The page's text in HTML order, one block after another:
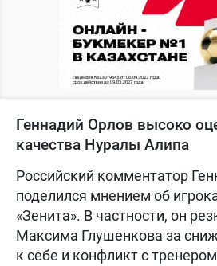
Геннадий Орлов высоко
качества Нуралы Алипа
Российский комментатор
поделился мнением об
«Зенита». В частности, он
Максима Глушенкова за
к себе и конфликт с